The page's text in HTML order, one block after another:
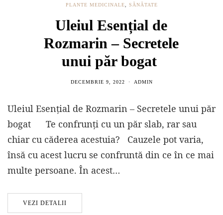
PLANTE MEDICINALE
SĂNĂTATE
Uleiul Esențial de
Rozmarin – Secretele
unui păr bogat
DECEMBRIE 9, 2022 ADMIN
Uleiul Esențial de Rozmarin – Secretele unui păr
bogat Te confrunți cu un păr slab, rar sau
chiar cu căderea acestuia? Cauzele pot varia,
însă cu acest lucru se confruntă din ce în ce mai
multe persoane. În acest…
VEZI DETALII